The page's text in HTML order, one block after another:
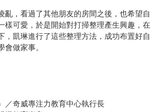
亂，看過了其他朋友的房間之後，也希望自
樣可愛，於是開始對打掃整理產生興趣，在
，凱琳進行了這些整理方法，成功布置好自
會做家事。
／奇威專注力教育中心執行長